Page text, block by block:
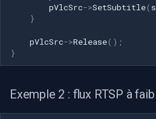
pVlcSrc->SetSubtitle(
}
pVlcSrc->Release();
}
Exemple 2 : flux RTSP à